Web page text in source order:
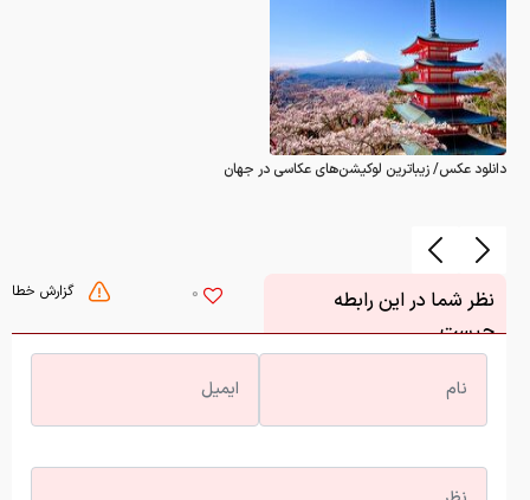
دانلود عکس/ زیباترین لوکیشن‌های عکاسی در جهان
گزارش خطا 0
نظر شما در این رابطه
چیست